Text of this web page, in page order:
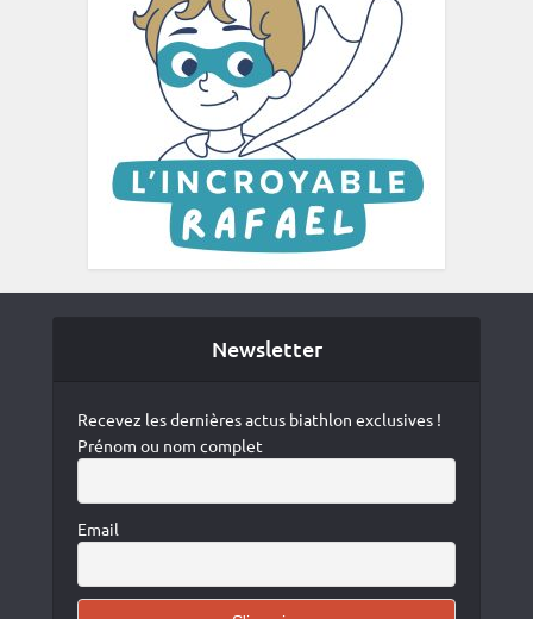
Newsletter
Recevez les dernières actus biathlon exclusives !
Prénom ou nom complet
Email